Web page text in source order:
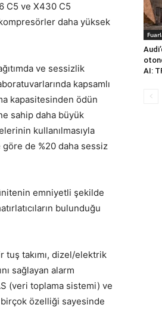
C5 ve X430 C5
daha yüksek
ve sessizlik
kapsamlı
kapasitesinden ödün
sahip daha büyük
kullanılmasıyla
de %20 daha sessiz
emniyetli şekilde
bulunduğu
takımı, dizel/elektrik
sağlayan alarm
(veri toplama sistemi) ve
özelliği sayesinde
AI: